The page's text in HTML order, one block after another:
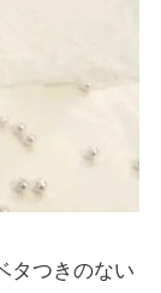
タつきのない